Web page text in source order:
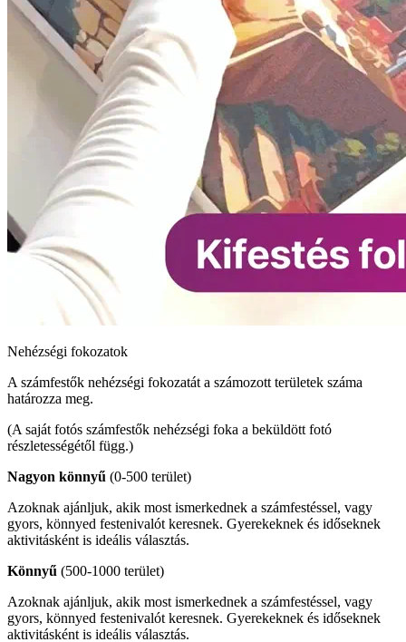
Nehézségi fokozatok
A számfestők nehézségi fokozatát a számozott területek száma
határozza meg.
(A saját fotós számfestők nehézségi foka a beküldött fotó
részletességétől függ.)
Nagyon könnyű (0-500 terület)
Azoknak ajánljuk, akik most ismerkednek a számfestéssel, vagy
gyors, könnyed festenivalót keresnek. Gyerekeknek és időseknek
aktivitásként is ideális választás.
Könnyű (500-1000 terület)
Azoknak ajánljuk, akik most ismerkednek a számfestéssel, vagy
gyors, könnyed festenivalót keresnek. Gyerekeknek és időseknek
aktivitásként is ideális választás.